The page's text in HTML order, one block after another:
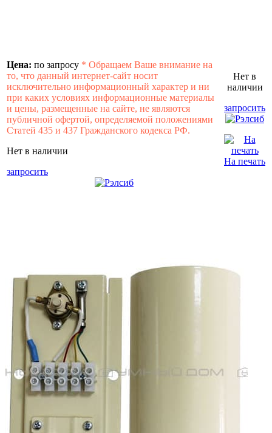
Цена: по запросу * Обращаем Ваше внимание на
то, что данный интернет-сайт носит
исключительно информационный характер и ни
при каких условиях информационные материалы
и цены, размещенные на сайте, не являются
публичной офертой, определяемой положениями
Статей 435 и 437 Гражданского кодекса РФ.
Нет в наличии
запросить
Нет в
наличии
запросить
На печать